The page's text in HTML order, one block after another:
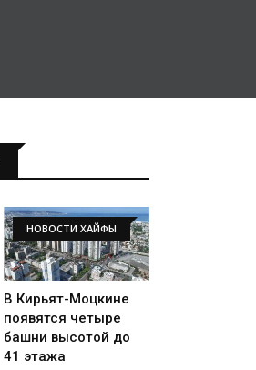
НОВОСТИ ХАЙФЫ
В Кирьят-Моцкине
появятся четыре
башни высотой до
41 этажа